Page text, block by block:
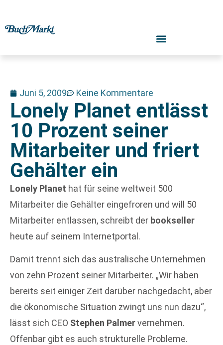
Juni 5, 2009 Keine Kommentare
Lonely Planet entlässt
10 Prozent seiner
Mitarbeiter und friert
Gehälter ein
Lonely Planet hat für seine weltweit 500
Mitarbeiter die Gehälter eingefroren und will 50
Mitarbeiter entlassen, schreibt der bookseller
heute auf seinem Internetportal.
Damit trennt sich das australische Unternehmen
von zehn Prozent seiner Mitarbeiter. „Wir haben
bereits seit einiger Zeit darüber nachgedacht, aber
die ökonomische Situation zwingt uns nun dazu“,
lässt sich CEO Stephen Palmervernehmen.
Offenbar gibt es auch strukturelle Probleme.